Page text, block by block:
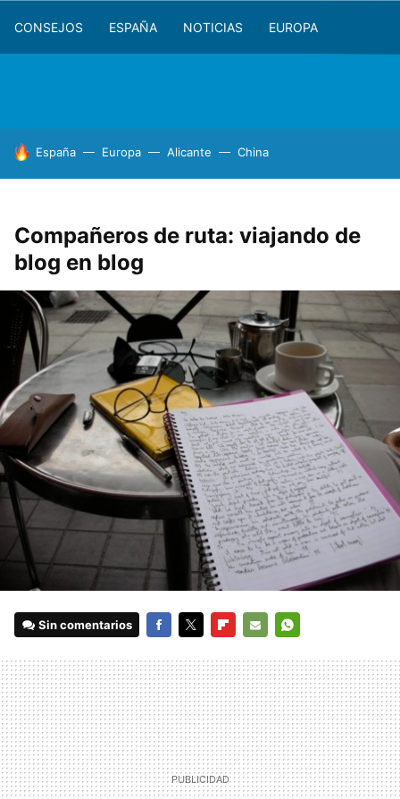
CONSEJOS ESPAÑA NOTICIAS EUROPA
HOY SE HABLA DE
España Europa Alicante China
Compañeros de ruta: viajando de
blog en blog
Sin comentarios
MAIL